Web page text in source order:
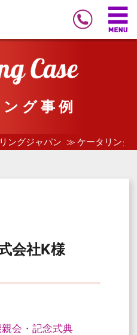
グ事例
ングジャパン ケータリング
会社K様
会・記念式典